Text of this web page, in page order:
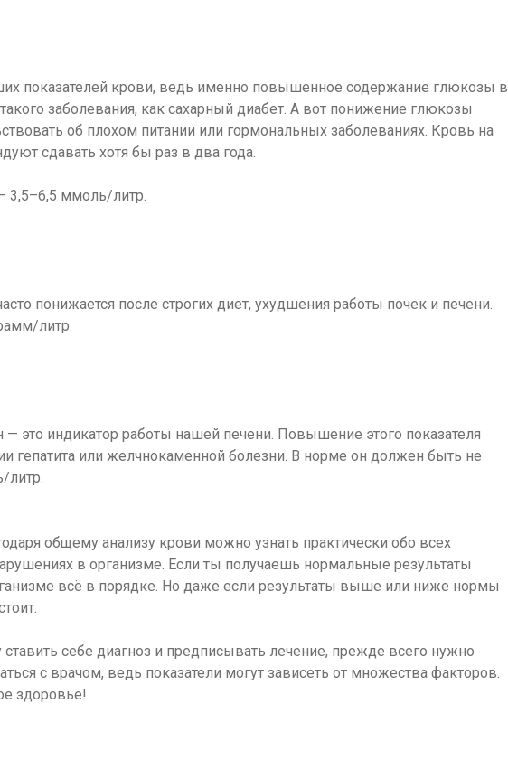
показателей крови, ведь именно повышенное содержание глюкозы в
заболевания, как сахарный диабет. А вот понижение глюкозы
об плохом питании или гормональных заболеваниях. Кровь на
сдавать хотя бы раз в два года.
ммоль/литр.
понижается после строгих диет, ухудшения работы почек и печени.
литр.
это индикатор работы нашей печени. Повышение этого показателя
гепатита или желчнокаменной болезни. В норме он должен быть не
литр.
общему анализу крови можно узнать практически обо всех
в организме. Если ты получаешь нормальные результаты
всё в порядке. Но даже если результаты выше или ниже нормы
себе диагноз и предписывать лечение, прежде всего нужно
с врачом, ведь показатели могут зависеть от множества факторов.
здоровье!